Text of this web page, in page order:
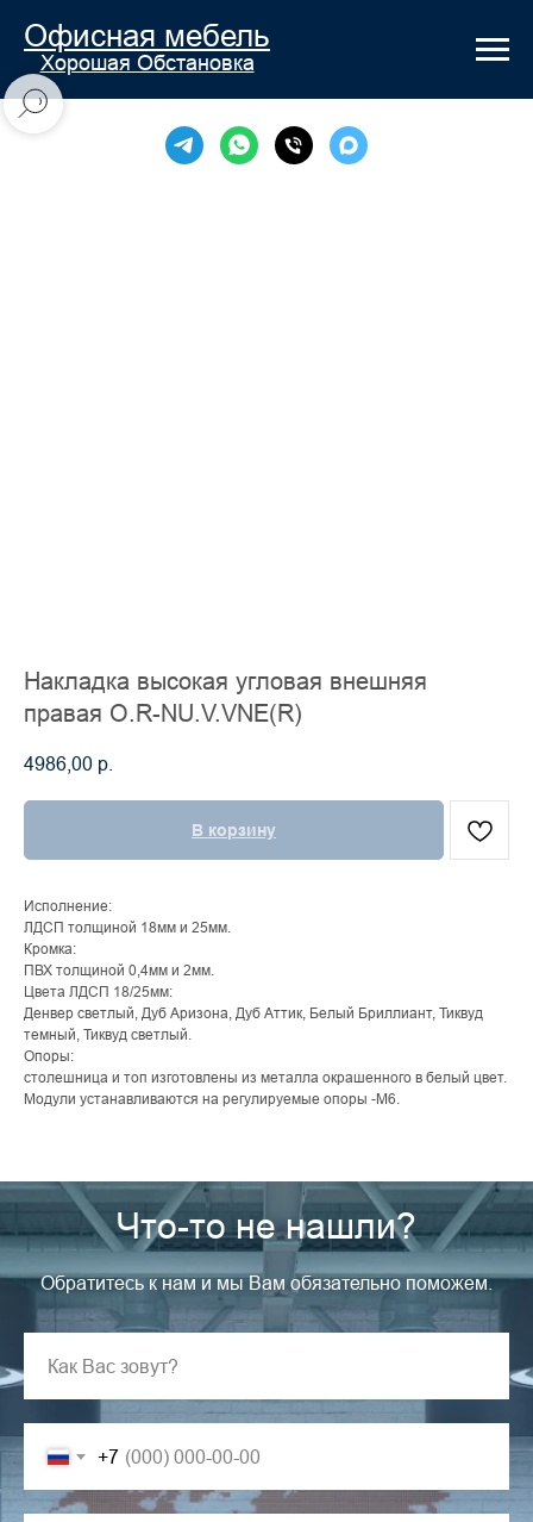
Офисная мебель
Хорошая Обстановка
Накладка высокая угловая внешняя
правая О.R-NU.V.VNE(R)
4986,00 р.
В корзину
Исполнение:
ЛДСП толщиной 18мм и 25мм.
Кромка:
ПВХ толщиной 0,4мм и 2мм.
Цвета ЛДСП 18/25мм:
Денвер светлый, Дуб Аризона, Дуб Аттик, Белый Бриллиант, Тиквуд
темный, Тиквуд светлый.
Опоры:
столешница и топ изготовлены из металла окрашенного в белый цвет.
Модули устанавливаются на регулируемые опоры -М6.
Что-то не нашли?
Обратитесь к нам и мы Вам обязательно поможем.
+7